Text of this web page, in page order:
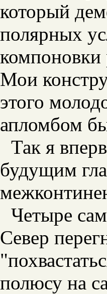
который
полярных
компоновки
Мои
этого
апломбом
Так я
будущим
Четыре
Север
полюсу на